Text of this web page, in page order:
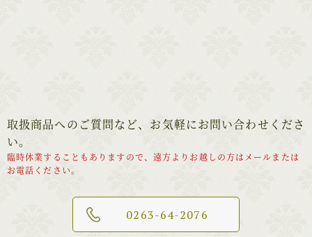
取扱商品へのご質問など、お気軽にお問い合わせくださ
い。
臨時休業することもありますので、遠方よりお越しの方はメールまたは
お電話ください。
0263-64-2076